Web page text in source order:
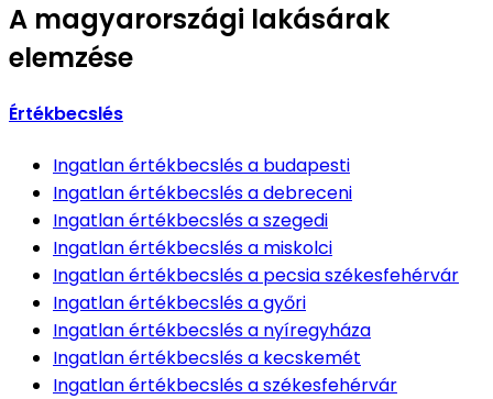
A magyarországi lakásárak
elemzése
Értékbecslés
Ingatlan értékbecslésa budapesti
Ingatlan értékbecslésa debreceni
Ingatlan értékbecslésa szegedi
Ingatlan értékbecslésa miskolci
Ingatlan értékbecslésa pecsia székesfehérvár
Ingatlan értékbecslésa győri
Ingatlan értékbecslésa nyíregyháza
Ingatlan értékbecslésa kecskemét
Ingatlan értékbecslésa székesfehérvár